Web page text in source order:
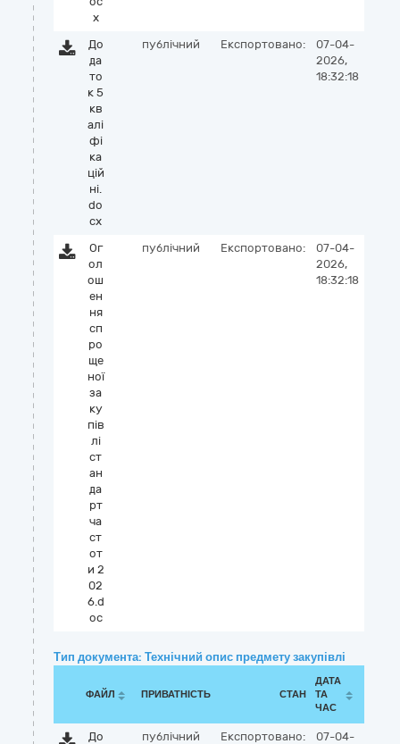
x
До
да
то
к 5
кв
алі
фі
ка
цій
ні.
do
cx
публічний Експортовано:
07-04-
2026,
18:32:18
Ог
ол
ош
ен
ня
сп
ро
ще
ної
за
ку
пів
лі
ст
ан
да
рт
ча
ст
от
и 2
02
6.d
oc
публічний Експортовано:
07-04-
2026,
18:32:18
Тип документа: Технічний опис предмету закупівлі
ФАЙЛ ПРИВАТНІСТЬ СТАН
ДАТА
ТА
ЧАС
До
публічний Експортовано:
07-04-